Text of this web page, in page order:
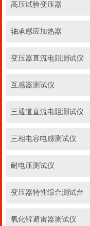
高压试验变压器
轴承感应加热器
变压器直流电阻测试仪
互感器测试仪
三通道直流电阻测试仪
三相电容电感测试仪
耐电压测试仪
变压器特性综合测试台
氧化锌避雷器测试仪